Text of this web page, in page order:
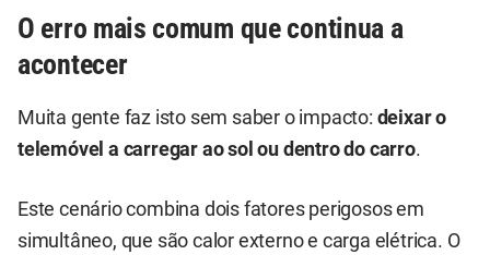
O erro mais comum que continua a
acontecer
Muita gente faz isto sem saber o impacto: deixar o
telemóvel a carregar ao sol ou dentro do carro.
Este cenário combina dois fatores perigosos em
simultâneo, que são calor externo e carga elétrica. O